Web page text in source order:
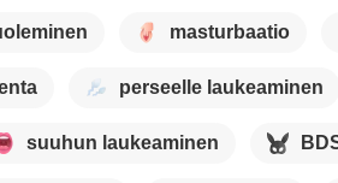
masturbaatio
perseelle laukeaminen
suuhun laukeaminen